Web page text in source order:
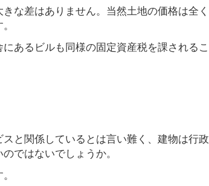
な差はありません。当然土地の価格は全く
あるビルも同様の固定資産税を課されるこ
と関係しているとは言い難く、建物は行政
ではないでしょうか。